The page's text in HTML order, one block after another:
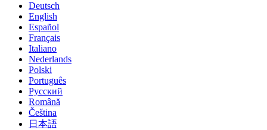
Deutsch
English
Español
Français
Italiano
Nederlands
Polski
Português
Pусский
Română
Čeština
日本語